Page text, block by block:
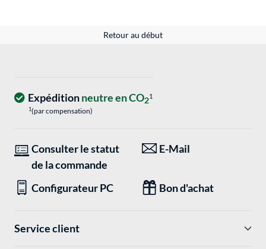
Retour au début
Expéditionneutre en CO21
1(par compensation)
Consulter le statut
de la commande
E-Mail
Configurateur PC Bon d'achat
Service client